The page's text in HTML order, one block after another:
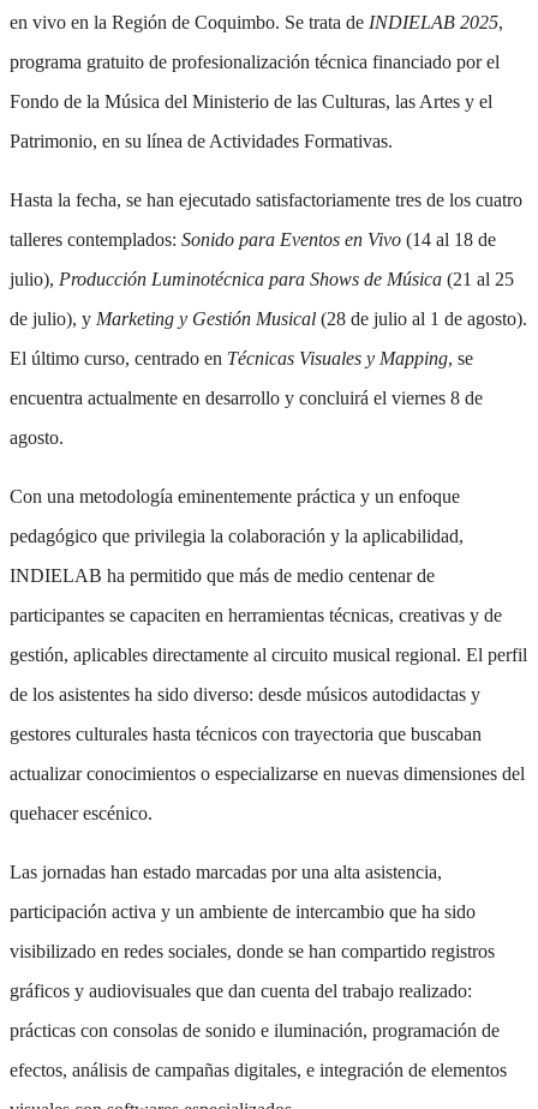
en vivo en la Región de Coquimbo. Se trata de INDIELAB 2025,
programa gratuito de profesionalización técnica financiado por el
Fondo de la Música del Ministerio de las Culturas, las Artes y el
Patrimonio, en su línea de Actividades Formativas.
Hasta la fecha, se han ejecutado satisfactoriamente tres de los cuatro
talleres contemplados: Sonido para Eventos en Vivo (14 al 18 de
julio), Producción Luminotécnica para Shows de Música (21 al 25
de julio), y Marketing y Gestión Musical (28 de julio al 1 de agosto).
El último curso, centrado en Técnicas Visuales y Mapping, se
encuentra actualmente en desarrollo y concluirá el viernes 8 de
agosto.
Con una metodología eminentemente práctica y un enfoque
pedagógico que privilegia la colaboración y la aplicabilidad,
INDIELAB ha permitido que más de medio centenar de
participantes se capaciten en herramientas técnicas, creativas y de
gestión, aplicables directamente al circuito musical regional. El perfil
de los asistentes ha sido diverso: desde músicos autodidactas y
gestores culturales hasta técnicos con trayectoria que buscaban
actualizar conocimientos o especializarse en nuevas dimensiones del
quehacer escénico.
Las jornadas han estado marcadas por una alta asistencia,
participación activa y un ambiente de intercambio que ha sido
visibilizado en redes sociales, donde se han compartido registros
gráficos y audiovisuales que dan cuenta del trabajo realizado:
prácticas con consolas de sonido e iluminación, programación de
efectos, análisis de campañas digitales, e integración de elementos